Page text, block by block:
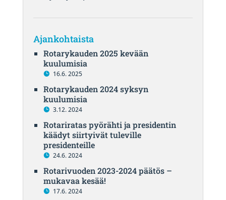
Ajankohtaista
Rotarykauden 2025 kevään
kuulumisia
16.6. 2025
Rotarykauden 2024 syksyn
kuulumisia
3.12. 2024
Rotariratas pyörähti ja presidentin
käädyt siirtyivät tuleville
presidenteille
24.6. 2024
Rotarivuoden 2023-2024 päätös –
mukavaa kesää!
17.6. 2024